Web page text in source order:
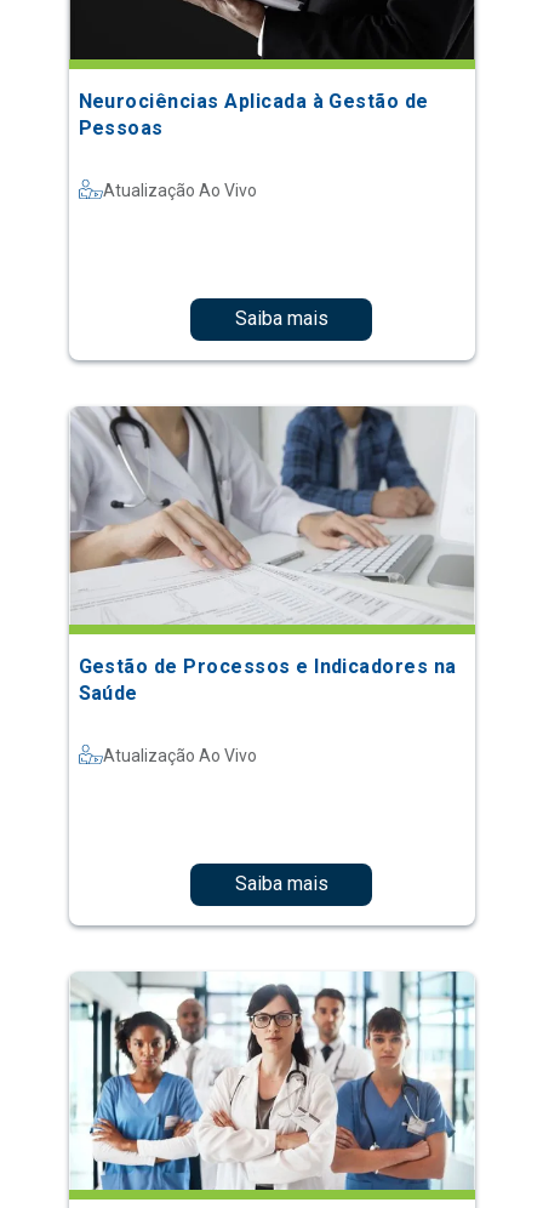
Neurociências Aplicada à Gestão de
Pessoas
Atualização Ao Vivo
Saiba mais
Gestão de Processos e Indicadores na
Saúde
Atualização Ao Vivo
Saiba mais